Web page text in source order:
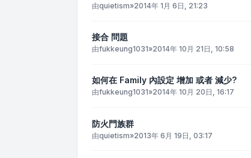
由quietism»2014年 1月 6日, 21:23
接合 問題
由fukkeung1031»2014年 10月 21日, 10:58
如何在 Family 內設定 增加 或者 減少?
由fukkeung1031»2014年 10月 20日, 16:17
防火門族群
由quietism»2013年 6月 19日, 03:17